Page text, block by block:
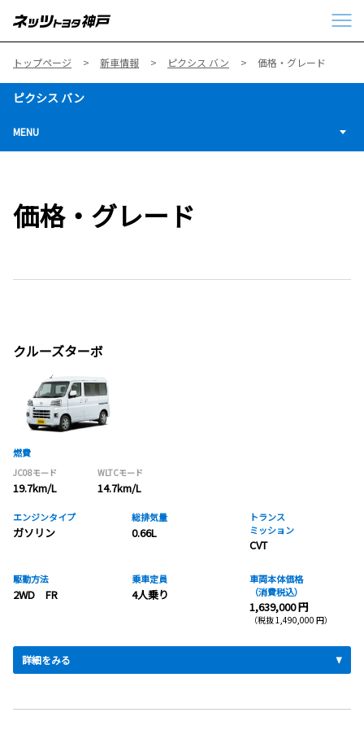
トップページ 新車情報 ピクシス バン 価格・グレード
ピクシス バン
MENU
価格・グレード
クルーズターボ
燃費
JC08モード
19.7km/L
WLTCモード
14.7km/L
エンジンタイプ
ガソリン
総排気量
0.66L
トランス
ミッション
CVT
駆動方法
2WD FR
乗車定員
4人乗り
車両本体価格
（消費税込）
1,639,000 円
（税抜 1,490,000 円）
詳細をみる